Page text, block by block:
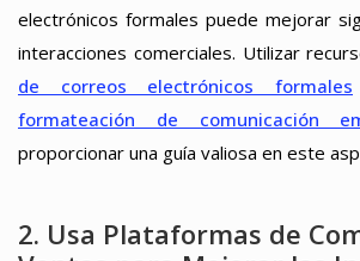
electrónicos formales puede mejorar
interacciones comerciales. Utilizar
de correos electrónicos formales
formateación de comunicación
proporcionar una guía valiosa en este
2. Usa Plataformas de